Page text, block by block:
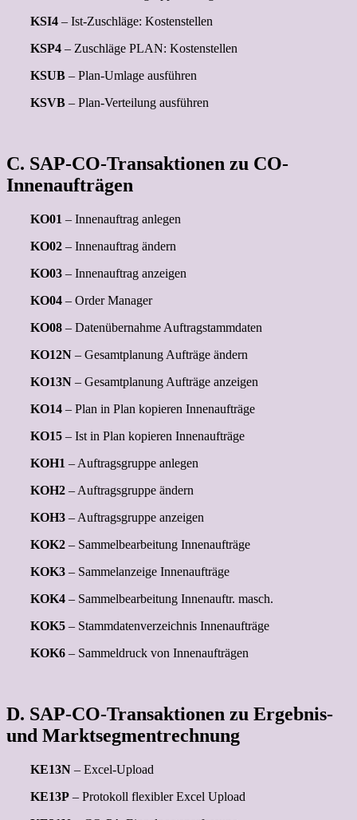
KSI4 – Ist-Zuschläge: Kostenstellen
KSP4 – Zuschläge PLAN: Kostenstellen
KSUB – Plan-Umlage ausführen
KSVB – Plan-Verteilung ausführen
C. SAP-CO-Transaktionen zu CO-
Innenaufträgen
KO01 – Innenauftrag anlegen
KO02 – Innenauftrag ändern
KO03 – Innenauftrag anzeigen
KO04 – Order Manager
KO08 – Datenübernahme Auftragstammdaten
KO12N – Gesamtplanung Aufträge ändern
KO13N – Gesamtplanung Aufträge anzeigen
KO14 – Plan in Plan kopieren Innenaufträge
KO15 – Ist in Plan kopieren Innenaufträge
KOH1 – Auftragsgruppe anlegen
KOH2 – Auftragsgruppe ändern
KOH3 – Auftragsgruppe anzeigen
KOK2 – Sammelbearbeitung Innenaufträge
KOK3 – Sammelanzeige Innenaufträge
KOK4 – Sammelbearbeitung Innenauftr. masch.
KOK5 – Stammdatenverzeichnis Innenaufträge
KOK6 – Sammeldruck von Innenaufträgen
D. SAP-CO-Transaktionen zu Ergebnis-
und Marktsegmentrechnung
KE13N – Excel-Upload
KE13P – Protokoll flexibler Excel Upload